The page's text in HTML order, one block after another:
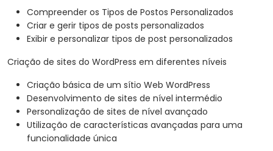
Compreender os Tipos de Postos Personalizados
Criar e gerir tipos de posts personalizados
Exibir e personalizar tipos de post personalizados
Criação de sites do WordPress em diferentes níveis
Criação básica de um sítio Web WordPress
Desenvolvimento de sites de nível intermédio
Personalização de sites de nível avançado
Utilização de características avançadas para uma
funcionalidade única